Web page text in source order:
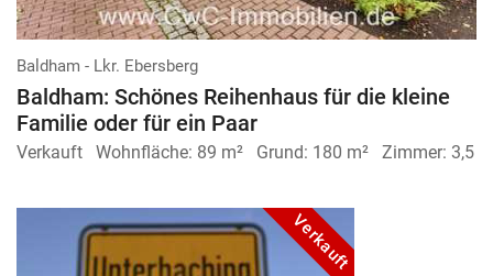
Baldham - Lkr. Ebersberg
Baldham: Schönes Reihenhaus für die kleine
Familie oder für ein Paar
Verkauft Wohnfläche: 89 m² Grund: 180 m² Zimmer: 3,5
Verkauft